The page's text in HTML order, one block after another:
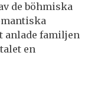
de böhmiska
anlade familjen
en